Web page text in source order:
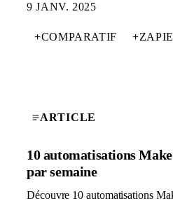
9 JANV. 2025
+COMPARATIF +
ARTICLE
10 automatisations
par semaine
Découvre 10 automatisations